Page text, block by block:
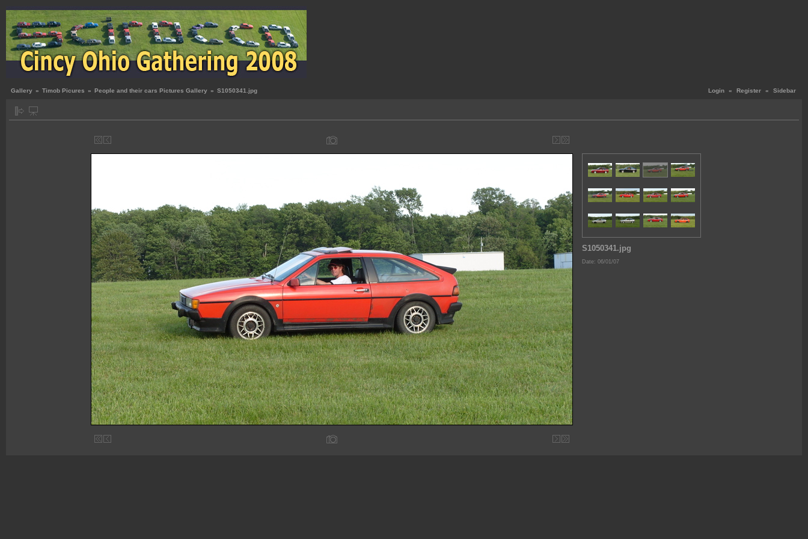
Login « Register « Sidebar
Gallery » Timob Picures » People and their cars Pictures Gallery » S1050341.jpg
S1050341.jpg
Date: 06/01/07